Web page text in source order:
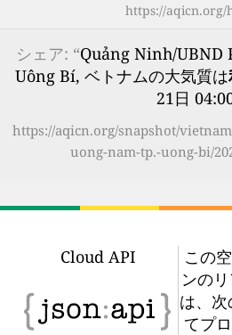
https://aqicn.org/
シェア: “Quảng Ninh/UBND
Uông Bí, ベトナムの大気質は
21日
https://aqicn.org/snapshot/
uong-nam-tp.-uong-bi/
Cloud API
この
ンの
は、
てプ